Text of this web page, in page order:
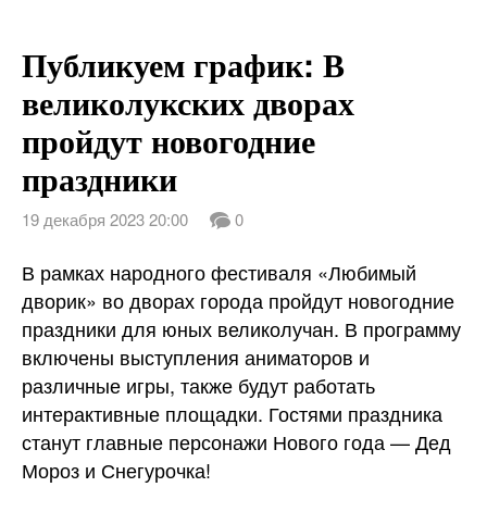
Слово Дело
Народные
Публикуем график: В
великолукских дворах
пройдут новогодние
праздники
19 декабря 2023 20:00 0
В рамках народного фестиваля «Любимый
дворик» во дворах города пройдут новогодние
праздники для юных великолучан. В программу
включены выступления аниматоров и
различные игры, также будут работать
интерактивные площадки. Гостями праздника
станут главные персонажи Нового года — Дед
Мороз и Снегурочка!